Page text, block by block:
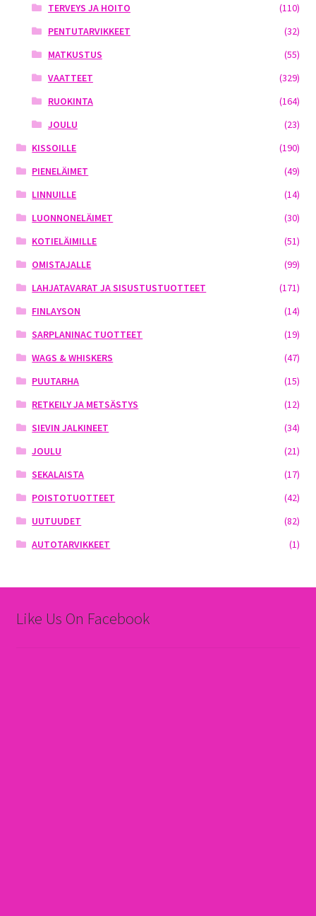
TERVEYS JA HOITO
(110)
PENTUTARVIKKEET
(32)
MATKUSTUS
(55)
VAATTEET
(329)
RUOKINTA
(164)
JOULU
(23)
KISSOILLE
(190)
PIENELÄIMET
(49)
LINNUILLE
(14)
LUONNONELÄIMET
(30)
KOTIELÄIMILLE
(51)
OMISTAJALLE
(99)
LAHJATAVARAT JA SISUSTUSTUOTTEET
(171)
FINLAYSON
(14)
SARPLANINAC TUOTTEET
(19)
WAGS & WHISKERS
(47)
PUUTARHA
(15)
RETKEILY JA METSÄSTYS
(12)
SIEVIN JALKINEET
(34)
JOULU
(21)
SEKALAISTA
(17)
POISTOTUOTTEET
(42)
UUTUUDET
(82)
AUTOTARVIKKEET
(1)
Like Us On Facebook